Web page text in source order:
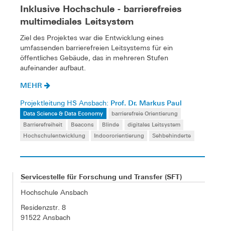
Inklusive Hochschule - barrierefreies
multimediales Leitsystem
Ziel des Projektes war die Entwicklung eines
umfassenden barrierefreien Leitsystems für ein
öffentliches Gebäude, das in mehreren Stufen
aufeinander aufbaut.
MEHR
Projektleitung HS Ansbach: Prof. Dr. Markus Paul
Data Science & Data Economy
barrierefreie Orientierung
Barrierefreiheit
Beacons Blinde
digitales Leitsystem
Hochschulentwicklung
Indoororientierung Sehbehinderte
Servicestelle für Forschung und Transfer (SFT)
Hochschule Ansbach
Residenzstr. 8
91522 Ansbach